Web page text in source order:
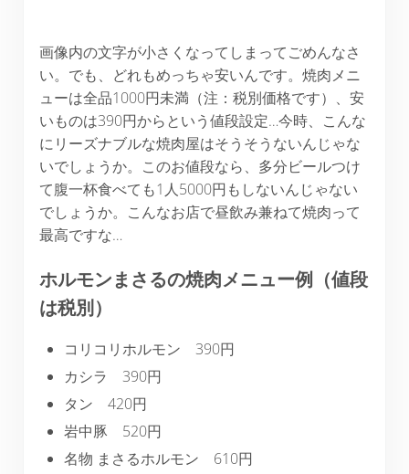
画像内の文字が小さくなってしまってごめんなさ
い。でも、どれもめっちゃ安いんです。焼肉メニ
ューは全品1000円未満（注：税別価格です）、安
いものは390円からという値段設定…今時、こんな
にリーズナブルな焼肉屋はそうそうないんじゃな
いでしょうか。このお値段なら、多分ビールつけ
て腹一杯食べても1人5000円もしないんじゃない
でしょうか。こんなお店で昼飲み兼ねて焼肉って
最高ですな…
ホルモンまさるの焼肉メニュー例（値段
は税別）
コリコリホルモン 390円
カシラ 390円
タン 420円
岩中豚 520円
名物 まさるホルモン 610円